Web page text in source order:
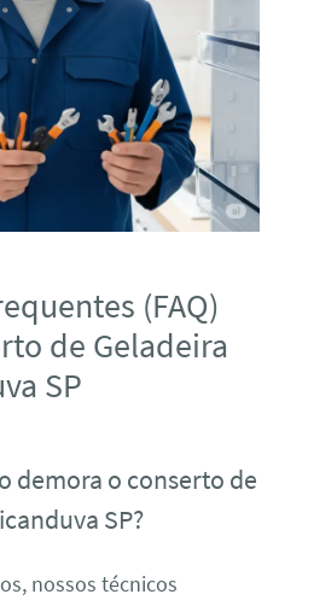
(FAQ)
de Geladeira
SP
demora o conserto de
SP?
nossos técnicos